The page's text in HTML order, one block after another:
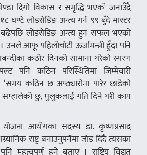
दिगो विकास र समृद्धि भएको जनाउँदै
घण्टे लोडसेडिङ अन्त्य गर्न ९९ बुँदे मास्टर
बढेपछि लोडसेडिङ अन्त्य हुन सफल भएको
उनले आफू पहिलोचोटी ऊर्जामन्त्री हुँदा पनि
कठोर दिनको सामाना गरेको स्मरण
पनि कठिन परिस्थितिमा जिम्मेवारी
कठिन छ अप्ठ्यारोमा पारेर छाडेको
सम्हालेको छु, मुलुकलाई गति दिने गरी काम
योजना आयोगका सदस्य डा. कृष्णप्रसाद
राष्ट्र बनाउनुपर्नेमा जोड दिँदै त्यसका
महत्वपूर्ण हुने बताए । राष्ट्रिय विद्युत्